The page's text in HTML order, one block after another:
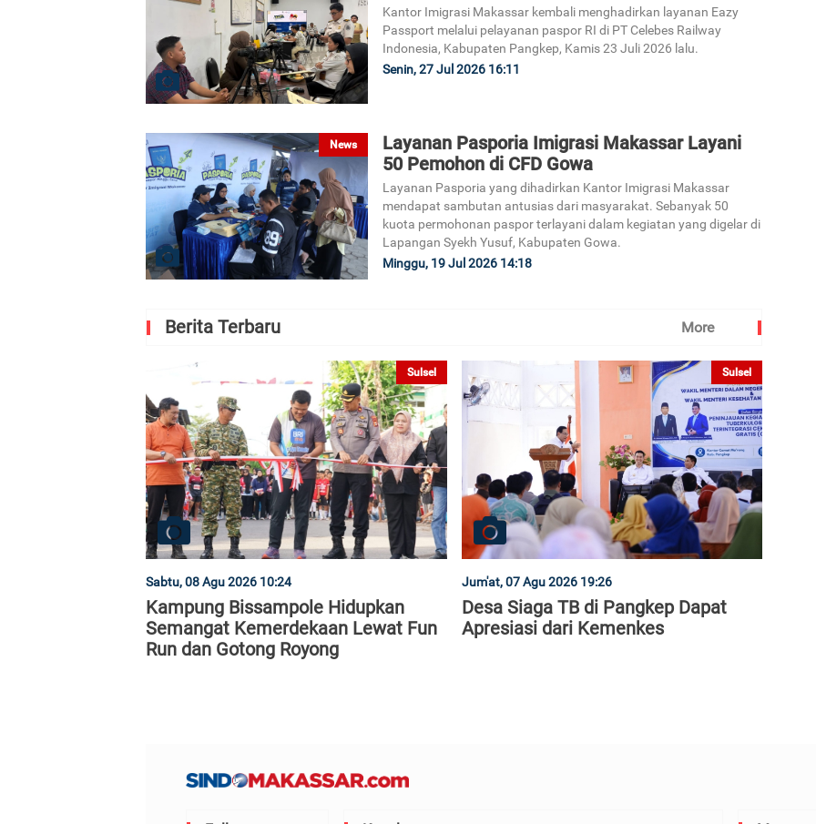
Kantor Imigrasi Makassar kembali menghadirkan layanan Eazy
Passport melalui pelayanan paspor RI di PT Celebes Railway
Indonesia, Kabupaten Pangkep, Kamis 23 Juli 2026 lalu.
Senin, 27 Jul 2026 16:11
News
Layanan Pasporia Imigrasi Makassar Layani
50 Pemohon di CFD Gowa
Layanan Pasporia yang dihadirkan Kantor Imigrasi Makassar
mendapat sambutan antusias dari masyarakat. Sebanyak 50
kuota permohonan paspor terlayani dalam kegiatan yang digelar di
Lapangan Syekh Yusuf, Kabupaten Gowa.
Minggu, 19 Jul 2026 14:18
Berita Terbaru More
Sulsel
Sabtu, 08 Agu 2026 10:24
Kampung Bissampole Hidupkan
Semangat Kemerdekaan Lewat Fun
Run dan Gotong Royong
Sulsel
Jum'at, 07 Agu 2026 19:26
Desa Siaga TB di Pangkep Dapat
Apresiasi dari Kemenkes